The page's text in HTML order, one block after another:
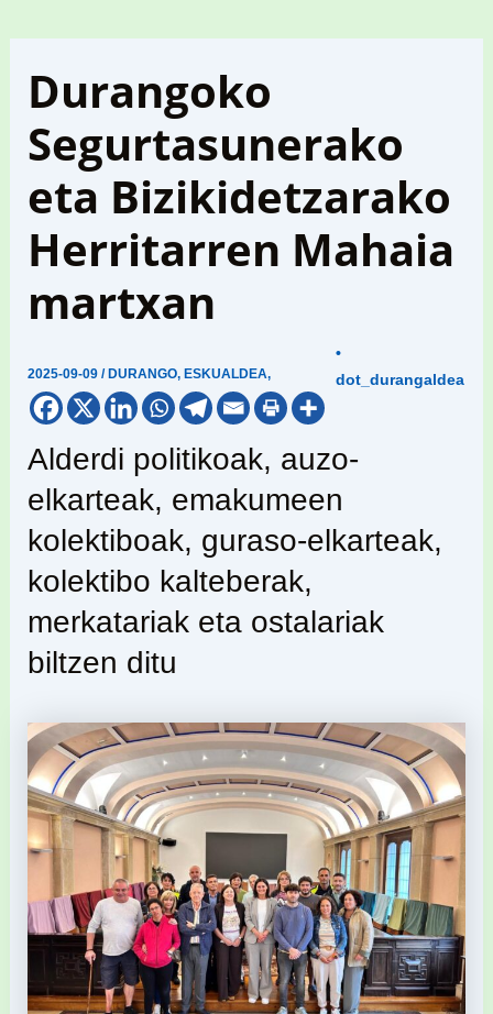
Durangoko
Segurtasunerako
eta Bizikidetzarako
Herritarren Mahaia
martxan
2025-09-09/ DURANGO, ESKUALDEA,
•
dot_durangaldea
Alderdi politikoak, auzo-
elkarteak, emakumeen
kolektiboak, guraso-elkarteak,
kolektibo kalteberak,
merkatariak eta ostalariak
biltzen ditu